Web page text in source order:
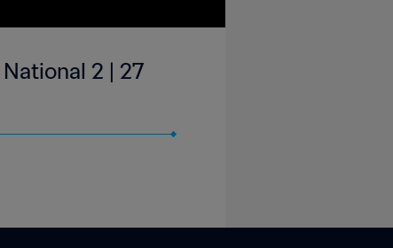
2 | 27